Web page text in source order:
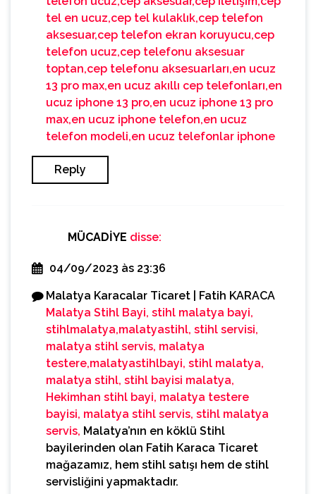
tel en ucuz,cep tel kulaklık,cep telefon
aksesuar,cep telefon ekran koruyucu,cep
telefon ucuz,cep telefonu aksesuar
toptan,cep telefonu aksesuarları,en ucuz
13 pro max,en ucuz akıllı cep telefonları,en
ucuz iphone 13 pro,en ucuz iphone 13 pro
max,en ucuz iphone telefon,en ucuz
telefon modeli,en ucuz telefonlar iphone
Reply
MÜCADİYE disse:
04/09/2023 às 23:36
Malatya Karacalar Ticaret | Fatih KARACA
Malatya Stihl Bayi, stihl malatya bayi,
stihlmalatya,malatyastihl, stihl servisi,
malatya stihl servis, malatya
testere,malatyastihlbayi, stihl malatya,
malatya stihl, stihl bayisi malatya,
Hekimhan stihl bayi, malatya testere
bayisi, malatya stihl servis, stihl malatya
servis, Malatya’nın en köklü Stihl
bayilerinden olan Fatih Karaca Ticaret
mağazamız, hem stihl satışı hem de stihl
servisliğini yapmaktadır.